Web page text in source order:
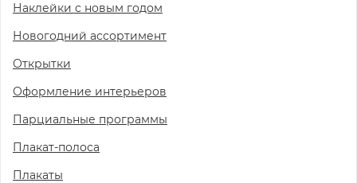
Наклейки с новым годом
Новогодний ассортимент
Открытки
Оформление интерьеров
Парциальные программы
Плакат-полоса
Плакаты